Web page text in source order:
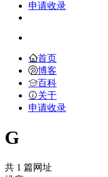
申请收录
首页
博客
百科
关于
申请收录
G
共 1 篇网址